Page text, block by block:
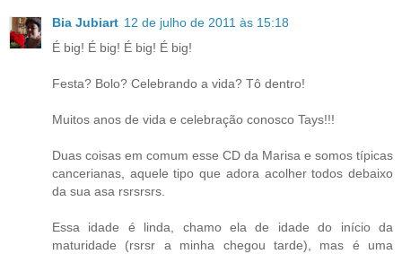
Bia Jubiart 12 de julho de 2011 às 15:18
É big! É big! É big! É big!
Festa? Bolo? Celebrando a vida? Tô dentro!
Muitos anos de vida e celebração conosco Tays!!!
Duas coisas em comum esse CD da Marisa e somos típicas
cancerianas, aquele tipo que adora acolher todos debaixo
da sua asa rsrsrsrs.
Essa idade é linda, chamo ela de idade do início da
maturidade (rsrsr a minha chegou tarde), mas é uma